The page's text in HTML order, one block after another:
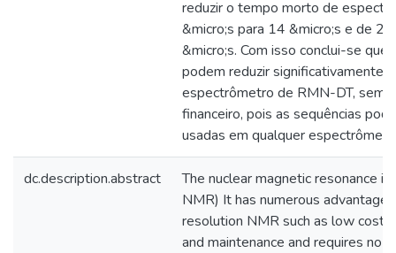
reduzir o tempo morto de
&micro;s para 14 &micro;s e de
&micro;s. Com isso conclui-se
podem reduzir significativamente
espectrômetro de RMN-DT, sem
financeiro, pois as sequências
usadas em qualquer
dc.description.abstract
The nuclear magnetic resonance
NMR) It has numerous
resolution NMR such as low cost
and maintenance and requires no